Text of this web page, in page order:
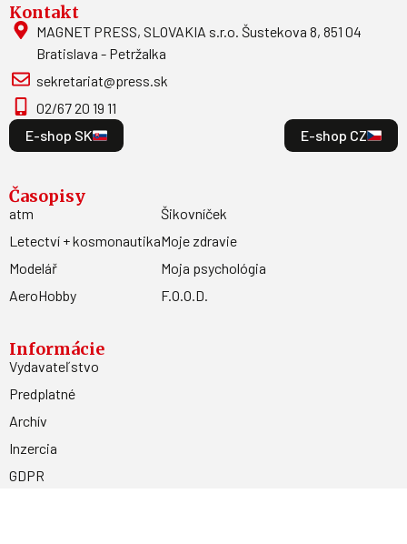
Kontakt
MAGNET PRESS, SLOVAKIA s.r.o. Šustekova 8, 851 04
Bratislava - Petržalka
sekretariat@press.sk
02/67 20 19 11
E-shop SK
E-shop CZ
Časopisy
atm
Letectví + kosmonautika
Modelář
AeroHobby
Šikovníček
Moje zdravie
Moja psychológia
F.O.O.D.
Informácie
Vydavateľstvo
Predplatné
Archív
Inzercia
GDPR